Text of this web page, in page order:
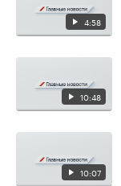
4:58
10:48
10:07